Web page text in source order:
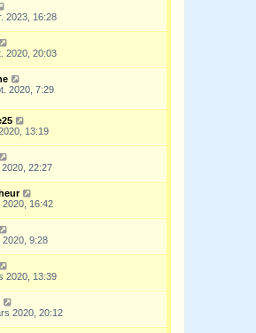
2023, 16:28
2020, 20:03
2020, 7:29
13:19
22:27
2020, 16:42
2020, 9:28
2020, 13:39
2020, 20:12